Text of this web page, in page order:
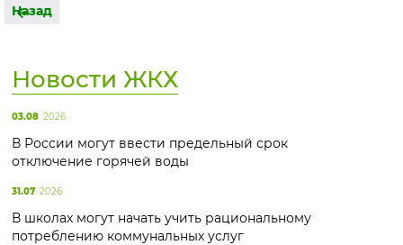
Назад
Новости ЖКХ
03.08 2026
В России могут ввести предельный срок
отключение горячей воды
31.07 2026
В школах могут начать учить рациональному
потреблению коммунальных услуг